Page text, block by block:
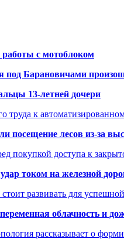
с мотоблоком
под Барановичами
13-летней дочери
труда к
посещение лесов из-за
покупкой доступа к
током на железной
развивать для
облачность и
рассказывает о